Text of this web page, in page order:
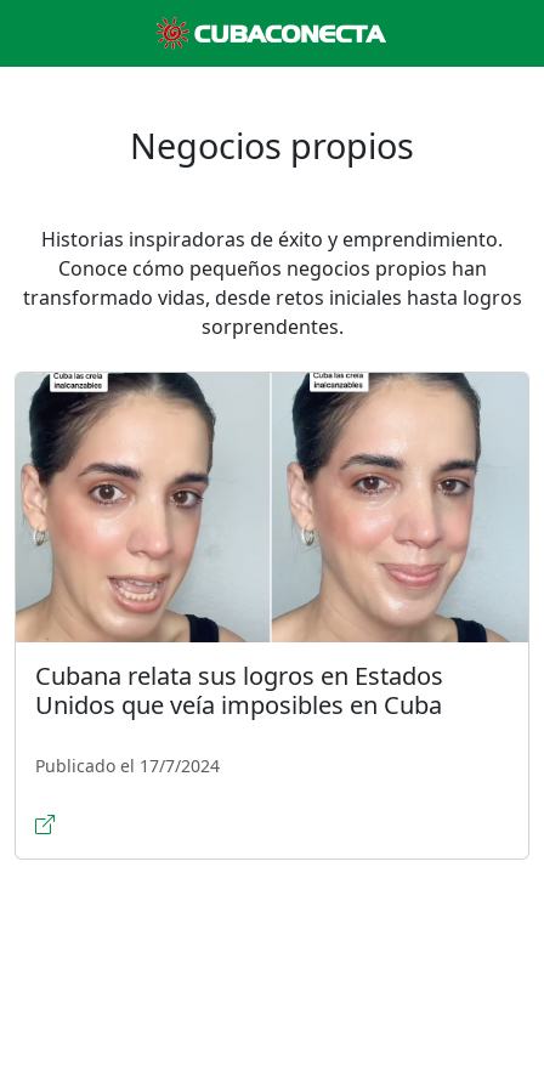
Negocios propios
Historias inspiradoras de éxito y emprendimiento.
Conoce cómo pequeños negocios propios han
transformado vidas, desde retos iniciales hasta logros
sorprendentes.
Cubana relata sus logros en Estados
Unidos que veía imposibles en Cuba
Publicado el 17/7/2024